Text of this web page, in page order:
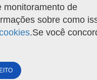
monitoramento de
sobre como
.Se você